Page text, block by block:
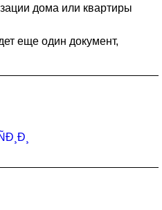
дома или квартиры
еще один документ,